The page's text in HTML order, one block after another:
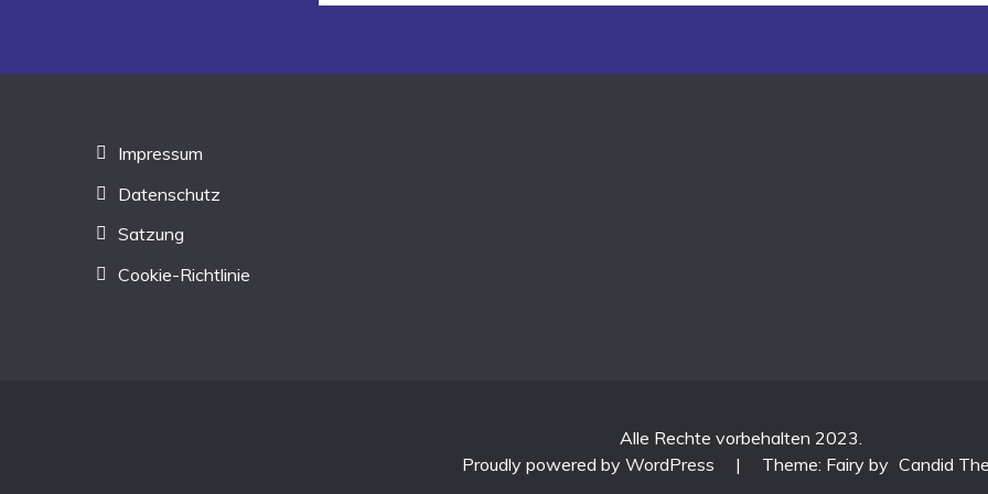
Impressum
Datenschutz
Satzung
Cookie-Richtlinie
Alle Rechte vorbehalten 2023.
Proudly powered by WordPress
| Theme: Fairy by Candid